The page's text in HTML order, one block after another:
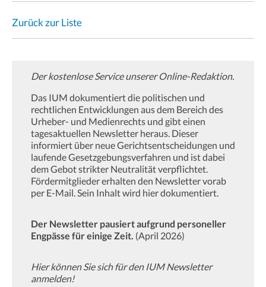
Zurück zur Liste
Der kostenlose Service unserer Online-Redaktion.
Das IUM dokumentiert die politischen und
rechtlichen Entwicklungen aus dem Bereich des
Urheber- und Medienrechts und gibt einen
tagesaktuellen Newsletter heraus. Dieser
informiert über neue Gerichtsentscheidungen und
laufende Gesetzgebungsverfahren und ist dabei
dem Gebot strikter Neutralität verpflichtet.
Fördermitglieder erhalten den Newsletter vorab
per E-Mail. Sein Inhalt wird hier dokumentiert.
Der Newsletter pausiert aufgrund personeller
Engpässe für einige Zeit. (April 2026)
Hier können Sie sich für den IUM Newsletter
anmelden!